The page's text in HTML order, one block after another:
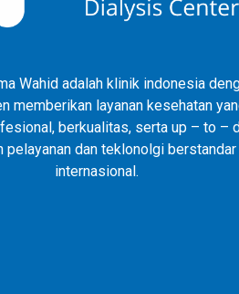
Wahid adalah klinik indonesia
memberikan layanan kesehatan
berkualitas, serta up – to –
pelayanan dan teklonolgi berstandar
internasional.